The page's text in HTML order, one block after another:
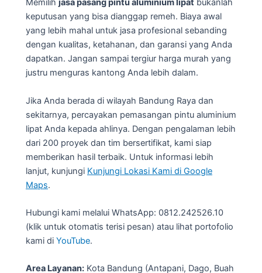
Memilih jasa pasang pintu aluminium lipat bukanlah
keputusan yang bisa dianggap remeh. Biaya awal
yang lebih mahal untuk jasa profesional sebanding
dengan kualitas, ketahanan, dan garansi yang Anda
dapatkan. Jangan sampai tergiur harga murah yang
justru menguras kantong Anda lebih dalam.
Jika Anda berada di wilayah Bandung Raya dan
sekitarnya, percayakan pemasangan pintu aluminium
lipat Anda kepada ahlinya. Dengan pengalaman lebih
dari 200 proyek dan tim bersertifikat, kami siap
memberikan hasil terbaik. Untuk informasi lebih
lanjut, kunjungi Kunjungi Lokasi Kami di Google
Maps.
Hubungi kami melalui WhatsApp: 0812.242526.10
(klik untuk otomatis terisi pesan) atau lihat portofolio
kami di YouTube.
Area Layanan: Kota Bandung (Antapani, Dago, Buah